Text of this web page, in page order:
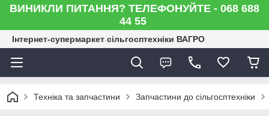
ВИНИКЛИ ПИТАННЯ? ТЕЛЕФОНУЙТЕ - 068 688
44 55
Інтернет-супермаркет сільгосптехніки ВАГРО
Техніка та запчастини Запчастини до сільгосптехніки